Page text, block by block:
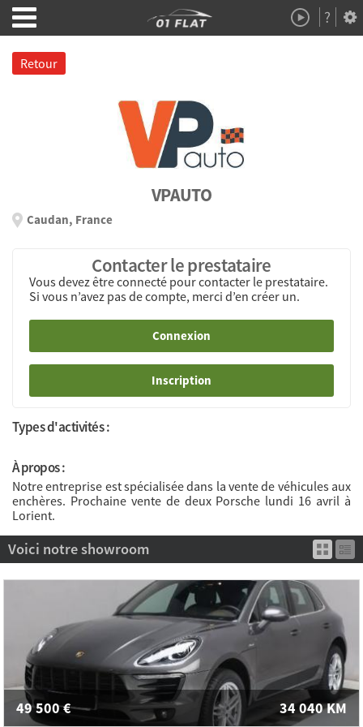
?
Démo
Retour
VPAUTO
Caudan, France
Contacter le prestataire
Vous devez être connecté pour contacter le prestataire.
Si vous n’avez pas de compte, merci d’en créer un.
Connexion
Inscription
Types d'activités :
À propos :
Notre entreprise est spécialisée dans la vente de véhicules aux
enchères. Prochaine vente de deux Porsche lundi 16 avril à
Lorient.
Voici notre showroom
49 500€ 34 040KM